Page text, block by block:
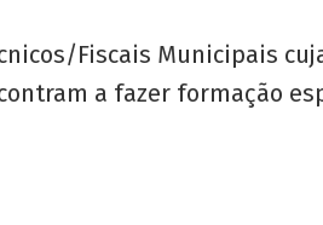
Fiscais Municipais
a fazer formação